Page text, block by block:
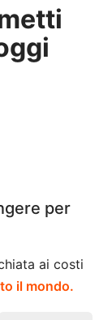
per
ai costi
il mondo.